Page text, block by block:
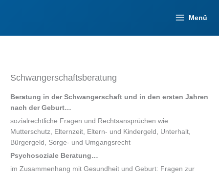
Menü
Schwangerschaftsberatung
Beratung in der Schwangerschaft und in den ersten Jahren
nach der Geburt…
sozialrechtliche Fragen und Rechtsansprüchen wie
Mutterschutz, Elternzeit, Eltern- und Kindergeld, Unterhalt,
Bürgergeld, Sorge- und Umgangsrecht
Psychosoziale Beratung…
im Zusammenhang mit Gesundheit und Geburt: Fragen zur